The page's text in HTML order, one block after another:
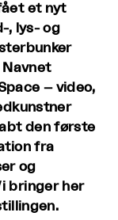
et nyt
, lys- og
Navnet
– video,
den første
fra
og
bringer her